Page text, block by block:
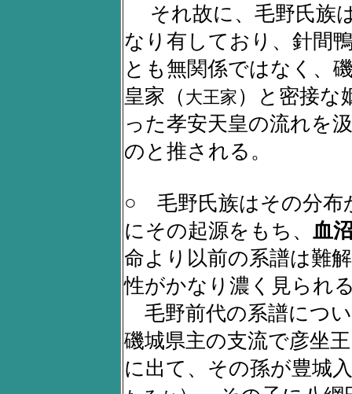
それ故に、毛野氏族
なり有しており、針間
とも無関係ではなく、
皇家（ 大王家 ）と密接な
った孝安天皇の流れを
のと推される。
○ 毛野氏族はその分布
にその起源をもち、 血
命より以前の系譜は難
性がかなり濃く見られ
毛野前代の系譜につ
磯城県主の支流で彦坐
に出て、その孫が豊城